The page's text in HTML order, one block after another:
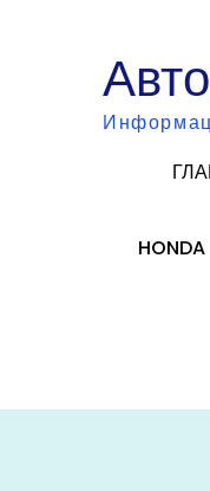
HONDA